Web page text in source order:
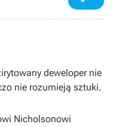
deweloper nie
nie rozumieją sztuki.
Nicholsonowi